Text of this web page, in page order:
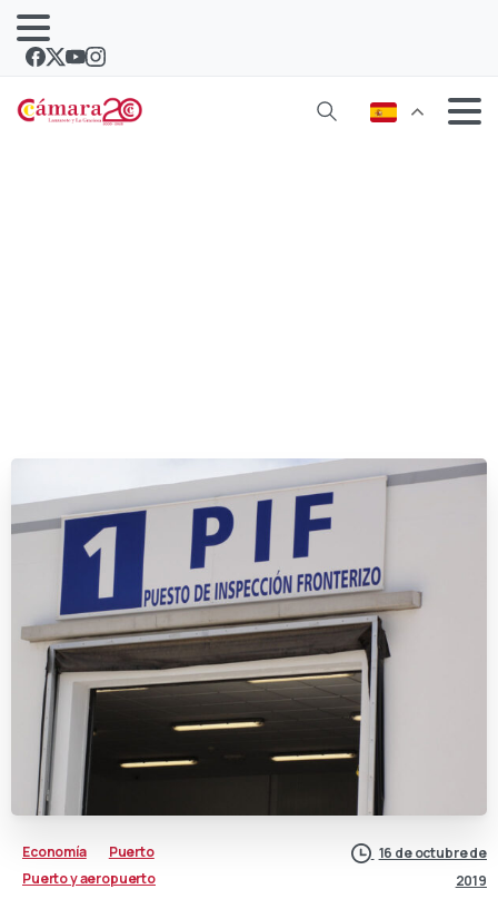
Economía
Puerto
Puerto y aeropuerto
16 de octubre de
2019